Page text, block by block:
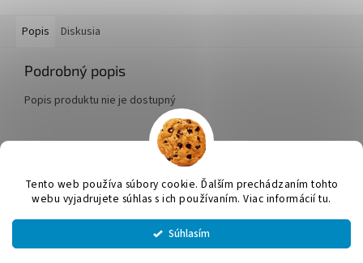
Tento web používa súbory cookie. Ďalším prechádzaním tohto
webu vyjadrujete súhlas s ich používaním. Viac informácií tu.
Súhlasím
Popis Diskusia
Podrobný popis
Popis produktu nie je dostupný
Vytvoril Shoptet
JUMICOL, s.r.o.